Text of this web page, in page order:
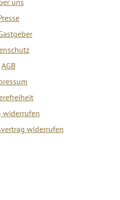
uns
AGB
widerrufen
widerrufen